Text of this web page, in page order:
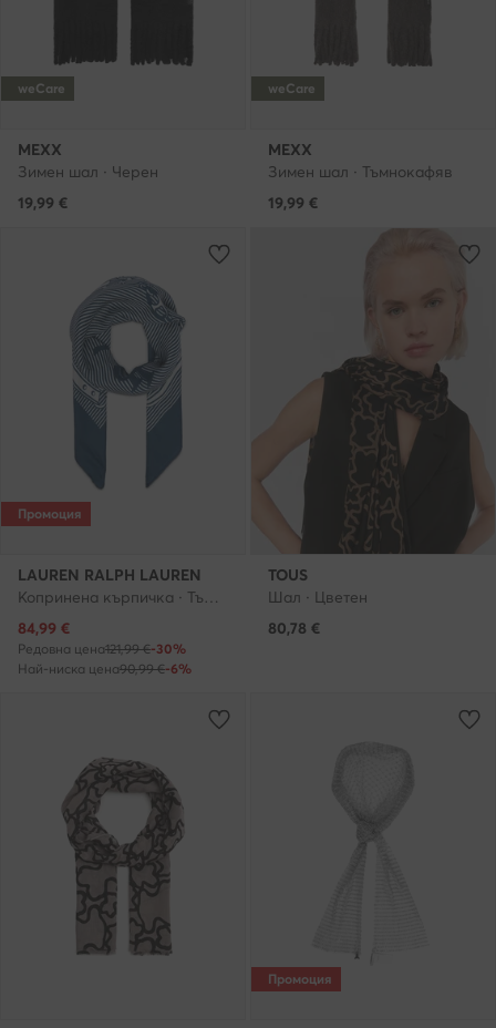
weCare
MEXX
Зимен шал · Черен
19,99 €
weCare
MEXX
Зимен шал · Тъмнокафяв
19,99 €
Промоция
LAUREN RALPH LAUREN
Копринена кърпичка · Тъмносин
Актуална цена
84,99 €
Редовна цена121,99 €-30%
Най-ниска цена90,99 €-6%
TOUS
Шал · Цветен
80,78 €
Промоция